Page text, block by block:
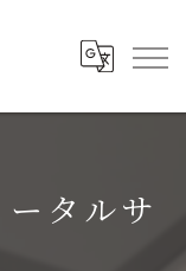
タルサ